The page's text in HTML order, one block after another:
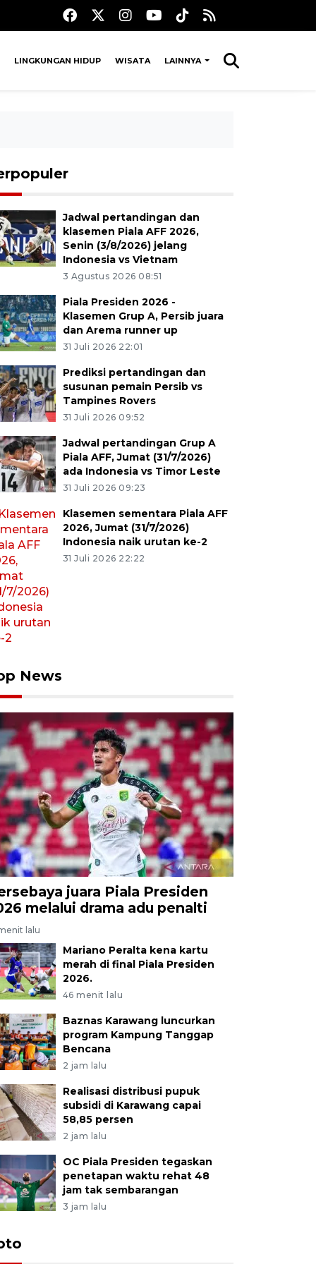
LINGKUNGAN HIDUP WISATA LAINNYA
Jadwal pertandingan dan
klasemen Piala AFF 2026,
Senin (3/8/2026) jelang
Indonesia vs Vietnam
3 Agustus 2026 08:51
Piala Presiden 2026 -
Klasemen Grup A, Persib juara
dan Arema runner up
31 Juli 2026 22:01
Prediksi pertandingan dan
susunan pemain Persib vs
Tampines Rovers
31 Juli 2026 09:52
Jadwal pertandingan Grup A
Piala AFF, Jumat (31/7/2026)
ada Indonesia vs Timor Leste
31 Juli 2026 09:23
Klasemen sementara Piala AFF
2026, Jumat (31/7/2026)
Indonesia naik urutan ke-2
31 Juli 2026 22:22
News
juara Piala Presiden
melalui drama adu penalti
lalu
Mariano Peralta kena kartu
merah di final Piala Presiden
2026.
46 menit lalu
Baznas Karawang luncurkan
program Kampung Tanggap
Bencana
2 jam lalu
Realisasi distribusi pupuk
subsidi di Karawang capai
58,85 persen
2 jam lalu
OC Piala Presiden tegaskan
penetapan waktu rehat 48
jam tak sembarangan
3 jam lalu